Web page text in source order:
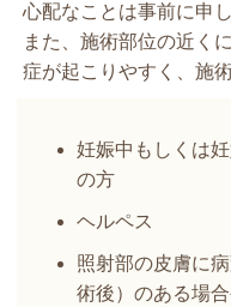
心配なことは事前に申
また、施術部位の近く
症が起こりやすく、施
妊娠中もしくは
の方
ヘルペス
照射部の皮膚に
術後）のある場